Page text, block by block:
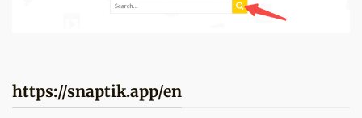
https://snaptik.app/en